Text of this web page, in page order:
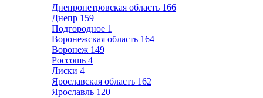
Днепропетровская область 166
Днепр 159
Подгородное 1
Воронежская область 164
Воронеж 149
Россошь 4
Лиски 4
Ярославская область 162
Ярославль 120